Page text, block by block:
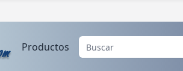
Productos